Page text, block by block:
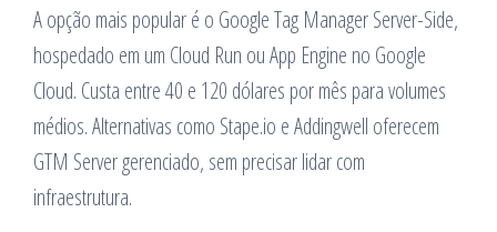
A opção mais popular é o Google Tag Manager Server-Side,
hospedado em um Cloud Run ou App Engine no Google
Cloud. Custa entre 40 e 120 dólares por mês para volumes
médios. Alternativas como Stape.io e Addingwell oferecem
GTM Server gerenciado, sem precisar lidar com
infraestrutura.